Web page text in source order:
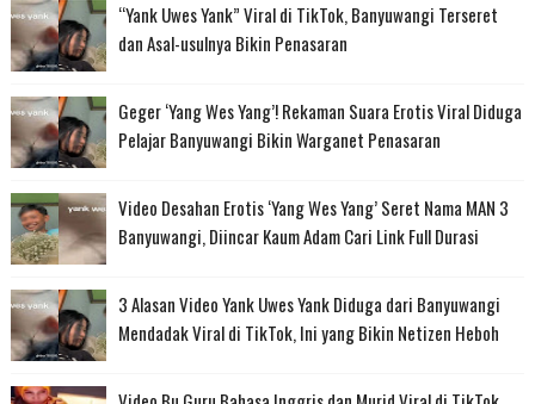
“Yank Uwes Yank” Viral di TikTok, Banyuwangi Terseret
dan Asal-usulnya Bikin Penasaran
Geger ‘Yang Wes Yang’! Rekaman Suara Erotis Viral Diduga
Pelajar Banyuwangi Bikin Warganet Penasaran
Video Desahan Erotis ‘Yang Wes Yang’ Seret Nama MAN 3
Banyuwangi, Diincar Kaum Adam Cari Link Full Durasi
3 Alasan Video Yank Uwes Yank Diduga dari Banyuwangi
Mendadak Viral di TikTok, Ini yang Bikin Netizen Heboh